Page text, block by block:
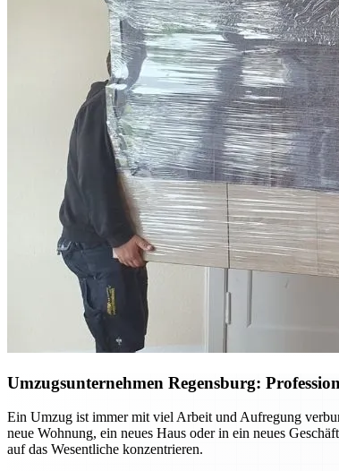
Umzugsunternehmen Regensburg:
Ein Umzug ist immer mit viel Arbeit und Aufregung
neue Wohnung, ein neues Haus oder in ein neues
auf das Wesentliche konzentrieren.